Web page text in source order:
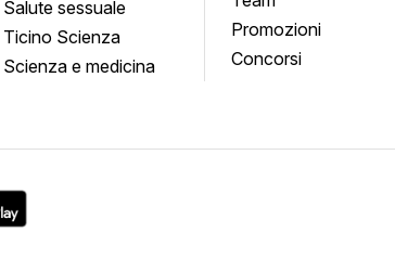
Salute sessuale
Ticino Scienza
Scienza e medicina
Promozioni
Concorsi